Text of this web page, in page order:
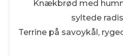
Knækbrød med
syltede
Terrine på savoykål,